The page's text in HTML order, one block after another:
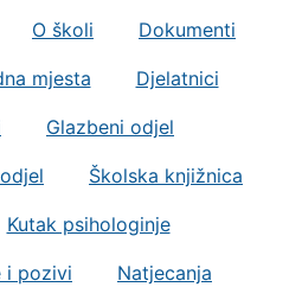
O školi Dokumenti
mjesta Djelatnici
Glazbeni odjel
Školska knjižnica
Kutak psihologinje
i pozivi Natjecanja